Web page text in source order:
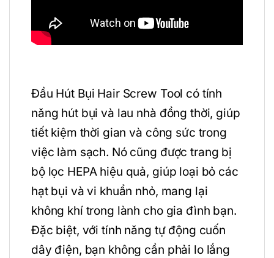
Đầu Hút Bụi Hair Screw Tool có tính
năng hút bụi và lau nhà đồng thời, giúp
tiết kiệm thời gian và công sức trong
việc làm sạch. Nó cũng được trang bị
bộ lọc HEPA hiệu quả, giúp loại bỏ các
hạt bụi và vi khuẩn nhỏ, mang lại
không khí trong lành cho gia đình bạn.
Đặc biệt, với tính năng tự động cuốn
dây điện, bạn không cần phải lo lắng